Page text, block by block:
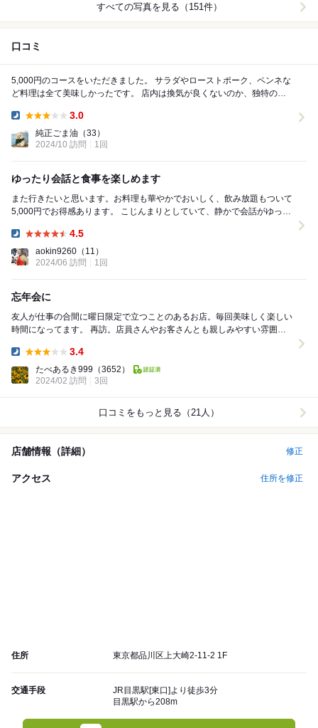
すべての写真を見る（151件）
口コミ
5,000円のコースをいただきました。 サラダやローストポーク、ペンネな
ど料理は全て美味しかったです。 店内は換気が良くないのか、独特の匂
3.0
純正ごま油 （33）
2024/10 訪問
1回
ゆったり会話と食事を楽しめます
また行きたいと思います。お料理も華やかでおいしく、飲み放題もついて
5,000円でお得感あります。 こじんまりとしていて、静かで会話がゆっく
4.5
aokin9260 （11）
2024/06 訪問
1回
忘年会に
友人が仕事の合間に曜日限定で立つことのあるお店。毎回美味しく楽しい
時間になってます。 再訪。店員さんやお客さんとも親しみやすい雰囲
3.4
たべあるき999 （3652）
2024/02 訪問
3回
口コミをもっと見る（21人）
店舗情報（詳細） 修正
アクセス 住所を修正
住所 東京都品川区上大崎2-11-2 1F
交通手段
JR目黒駅[東口]より徒歩3分
目黒駅から208m